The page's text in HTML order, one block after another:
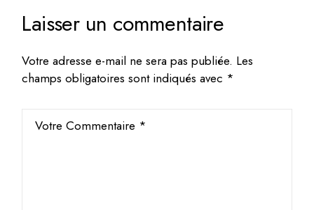
Laisser un commentaire
Votre adresse e-mail ne sera pas publiée. Les
champs obligatoires sont indiqués avec *